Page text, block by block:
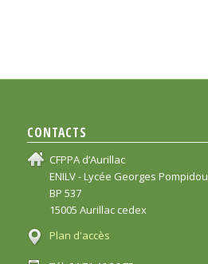
CONTACTS
CFPPA d’Aurillac
ENILV - Lycée Georges Pompidou
BP 537
15005 Aurillac cedex
Plan d'accès